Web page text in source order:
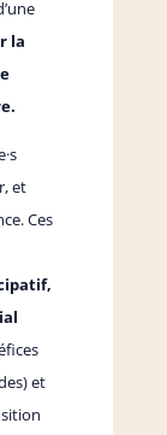
la
et
Ces
et